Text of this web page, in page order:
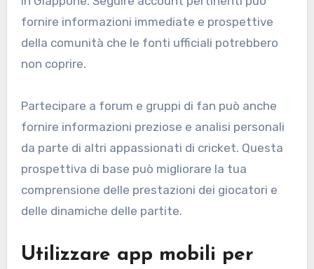
fornire informazioni immediate e prospettive
della comunità che le fonti ufficiali potrebbero
non coprire.
Partecipare a forum e gruppi di fan può anche
fornire informazioni preziose e analisi personali
da parte di altri appassionati di cricket. Questa
prospettiva di base può migliorare la tua
comprensione delle prestazioni dei giocatori e
delle dinamiche delle partite.
Utilizzare app mobili per